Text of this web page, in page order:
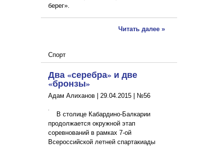
берег».
Читать далее »
Спорт
Два «серебра» и две
«бронзы»
Адам Алиханов | 29.04.2015 №56
В столице Кабардино-Балкарии
продолжается окружной этап
соревнований в рамках 7-ой
Всероссийской летней спартакиады